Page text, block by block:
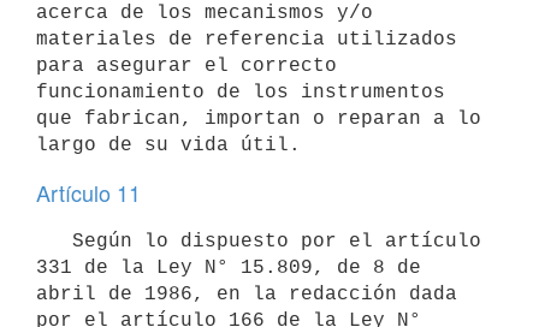
acerca de los mecanismos y/o
materiales de referencia utilizados
para asegurar el correcto
funcionamiento de los instrumentos
que fabrican, importan o reparan a lo
Artículo 11
331 de la Ley N° 15.809, de 8 de
abril de 1986, en la redacción dada
por el artículo 166 de la Ley N°